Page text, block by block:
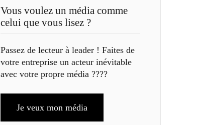
Vous voulez un média comme
celui que vous lisez ?
Passez de lecteur à leader ! Faites de
votre entreprise un acteur inévitable
avec votre propre média ????
Je veux mon média